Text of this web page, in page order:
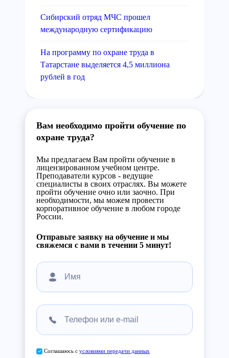
Сибирский отряд МЧС прошел
международную сертификацию
На программу по охране труда в
Татарстане выделяется 4,5 миллиона
рублей в год
Вам необходимо пройти обучение по
охране труда?
Мы предлагаем Вам пройти обучение в
лицензированном учебном центре.
Преподаватели курсов - ведущие
специалисты в своих отраслях. Вы можете
пройти обучение очно или заочно. При
необходимости, мы можем провести
корпоративное обучение в любом городе
России.
Отправьте заявку на обучение и мы
свяжемся с вами в течении 5 минут!
Соглашаюсь с условиями передачи данных